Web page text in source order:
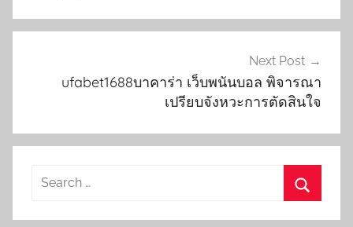
Next Post
ufabet1688บาคาร่า เว็บพนันบอล พิจารณา
เปรียบจังหวะการตัดสินใจ
Search